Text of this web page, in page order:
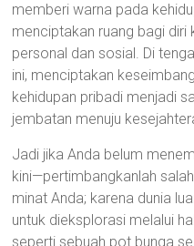
memberi warna pada
menciptakan ruang bagi
personal dan sosial. Di
ini, menciptakan
kehidupan pribadi menjadi
jembatan menuju
Jadi jika Anda belum
kini—pertimbangkanlah
minat Anda; karena dunia
untuk dieksplorasi melalui
seperti sebuah pot bunga